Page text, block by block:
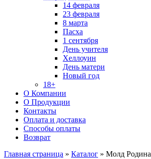
14 февраля
23 февраля
8 марта
Пасха
1 сентября
День учителя
Хеллоуин
День матери
Новый год
18+
О Компании
О Продукции
Контакты
Оплата и доставка
Способы оплаты
Возврат
Главная страница » Каталог » Молд Родина